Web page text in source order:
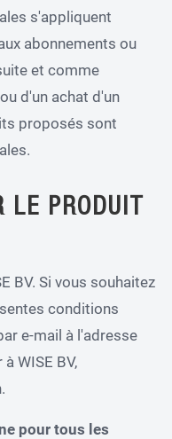
s'appliquent
abonnements ou
et comme
d'un achat d'un
proposés sont
LE PRODUIT
BV. Si vous souhaitez
conditions
e-mail à l'adresse
WISE BV,
pour tous les